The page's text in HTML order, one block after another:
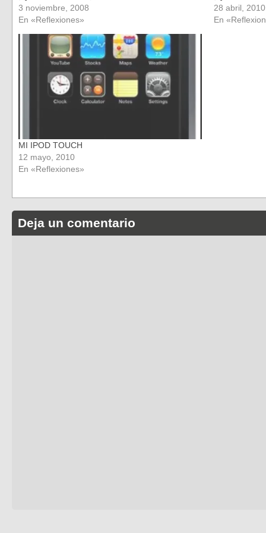
3 noviembre, 2008
En «Reflexiones»
28 abril, 2010
En
MI IPOD TOUCH
12 mayo, 2010
En «Reflexiones»
Deja un comentario